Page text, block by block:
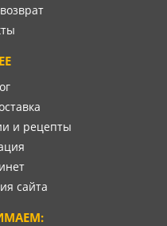
и рецепты
сайта